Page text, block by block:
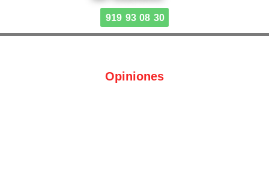
919 93 08 30
Opiniones